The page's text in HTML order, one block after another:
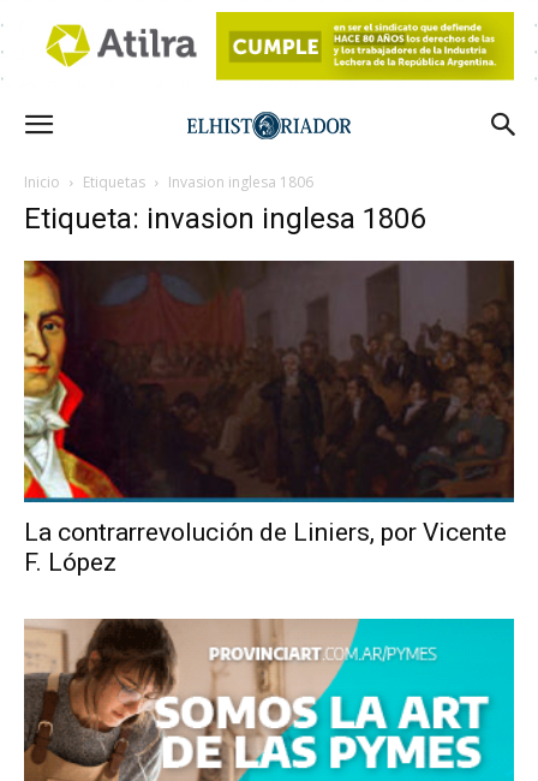
Inicio Etiquetas Invasion inglesa 1806
Etiqueta: invasion inglesa 1806
La contrarrevolución de Liniers, por Vicente
F. López